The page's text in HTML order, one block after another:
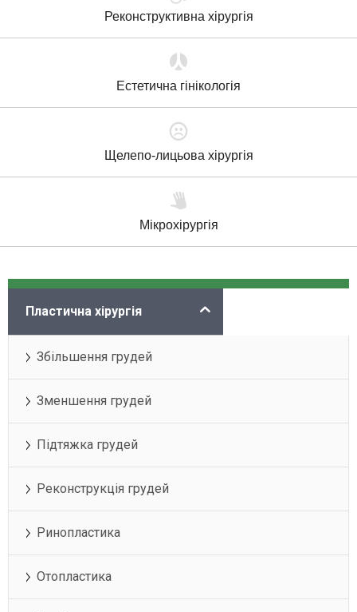
Реконструктивна хірургія
Естетична гінікологія
Щелепо-лицьова хірургія
Мікрохірургія
Категорії
Пластична хірургія
Збільшення грудей
Зменшення грудей
Підтяжка грудей
Реконструкція грудей
Ринопластика
Отопластика